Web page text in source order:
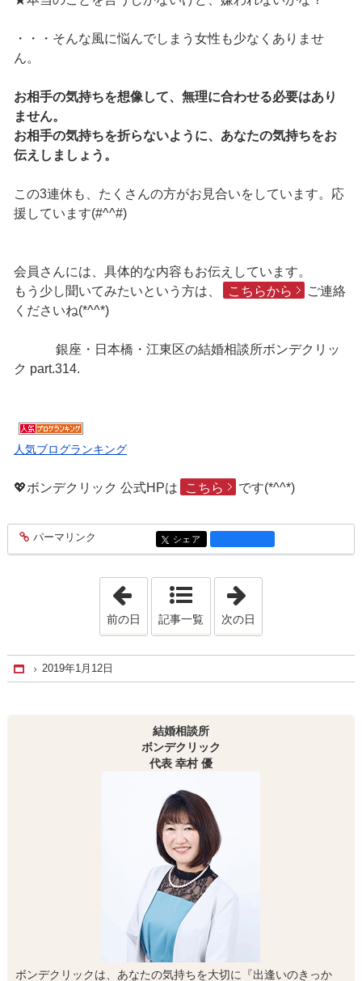
・・・そんな風に悩んでしまう女性も少なくありませ
ん。
お相手の気持ちを想像して、無理に合わせる必要はあり
ません。
お相手の気持ちを折らないように、あなたの気持ちをお
伝えしましょう。
この3連休も、たくさんの方がお見合いをしています。応
援しています(#^^#)
会員さんには、具体的な内容もお伝えしています。
もう少し聞いてみたいという方は、
こちらから
ご連絡
くださいね(*^^*)
銀座・日本橋・江東区の結婚相談所ボンデクリッ
ク part.314.
人気ブログランキング
💖ボンデクリック 公式HPは こちら です(*^^*)
entry1870
パーマリンク entry1870
シェア
「2019年1月11日」
前の日 記事一覧 次の日
Home
2019年1月12日
結婚相談所
ボンデクリック
代表 幸村 優
ボンデクリックは、あなたの気持ちを大切に『出逢いのきっか